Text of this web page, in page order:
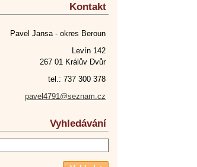
Kontakt
Pavel Jansa - okres Beroun
Levín 142
267 01 Králův Dvůr
tel.: 737 300 378
pavel4791@seznam.cz
Vyhledávání